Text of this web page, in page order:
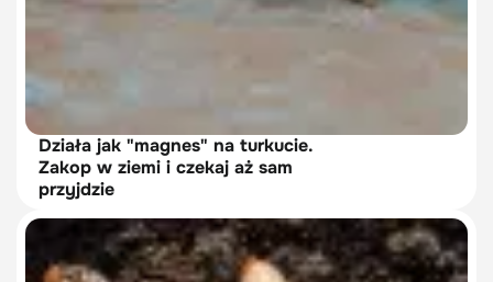
Działa jak "magnes" na turkucie.
Zakop w ziemi i czekaj aż sam
przyjdzie